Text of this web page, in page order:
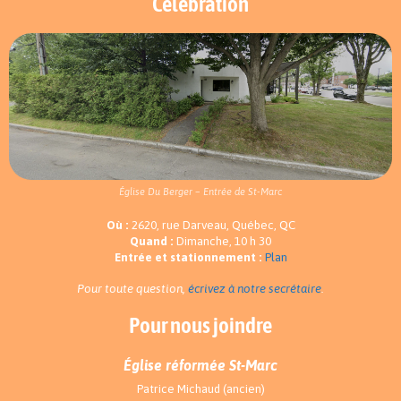
Église Du Berger – Entrée de St-Marc
Où : 2620, rue Darveau, Québec, QC
Quand : Dimanche, 10 h 30
Entrée et stationnement : Plan
Pour toute question, écrivez à notre secrétaire.
Pour nous joindre
Église réformée St-Marc
Patrice Michaud (ancien)